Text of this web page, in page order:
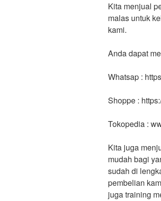
Kita menjual
malas untuk
kami.
Anda dapat
Whatsap :
Shoppe :
Tokopedia :
Kita juga
mudah bagi
sudah di
pembelian
juga training